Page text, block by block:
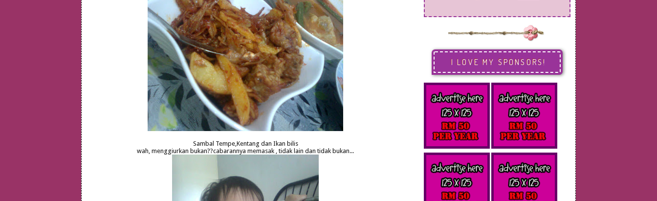
Sambal Tempe,Kentang dan Ikan bilis
wah, menggiurkan bukan??cabarannya memasak , tidak lain dan tidak bukan...
I LOVE MY SPONSORS!